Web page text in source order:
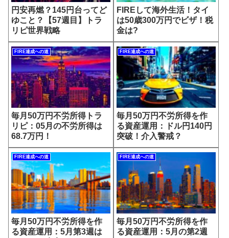
円安再燃？145円台ってど
ゆこと？【57週目】トラ
リピ世界戦略
FIREして海外生活！タイ
は50歳300万円でビザ！税
金は?
FIRE達成への道
毎月50万円不労所得トラ
リピ：05月の不労所得は
68.7万円！
FIRE達成への道
毎月50万円不労所得を作
る資産運用：ドル円140円
突破！介入警戒？
FIRE達成への道
毎月50万円不労所得を作
る資産運用：5月第3週は
FIRE達成への道
毎月50万円不労所得を作
る資産運用：5月の第2週